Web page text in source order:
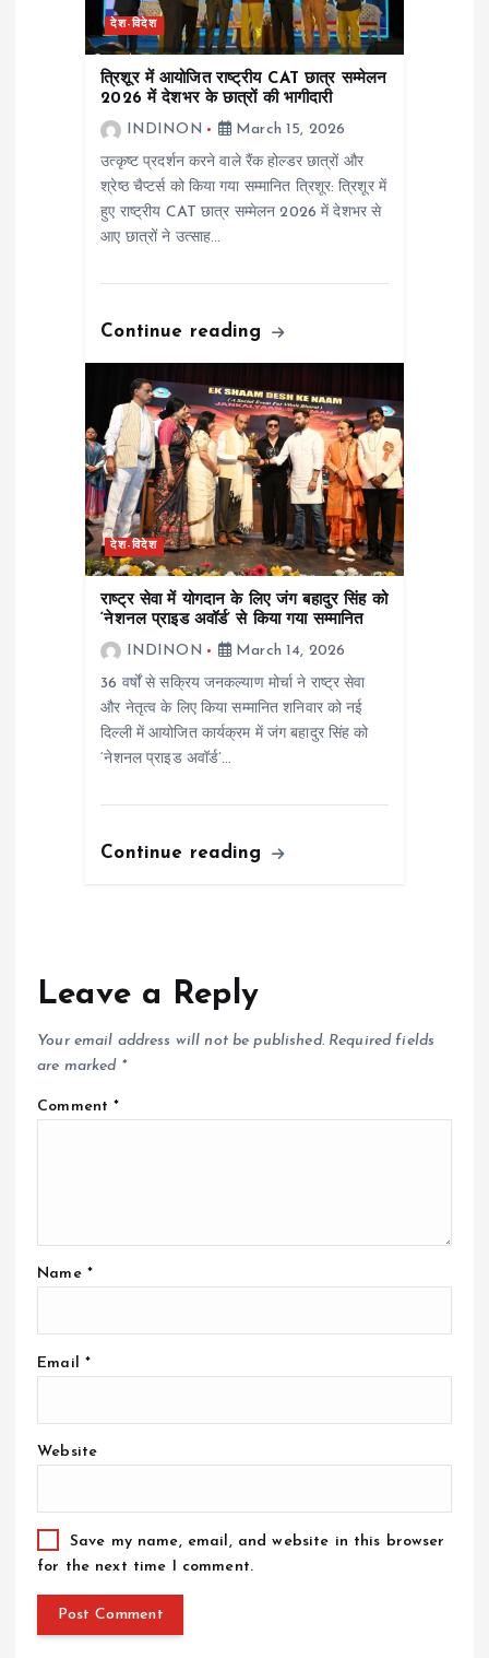
देश-विदेश
त्रिशूर में आयोजित राष्ट्रीय CAT छात्र सम्मेलन
2026 में देशभर के छात्रों की भागीदारी
INDINON
March 15, 2026
उत्कृष्ट प्रदर्शन करने वाले रैंक होल्डर छात्रों और
श्रेष्ठ चैप्टर्स को किया गया सम्मानित त्रिशूर: त्रिशूर में
हुए राष्ट्रीय CAT छात्र सम्मेलन 2026 में देशभर से
आए छात्रों ने उत्साह…
Continue reading
देश-विदेश
राष्ट्र सेवा में योगदान के लिए जंग बहादुर सिंह को
‘नेशनल प्राइड अवॉर्ड’ से किया गया सम्मानित
INDINON
March 14, 2026
36 वर्षों से सक्रिय जनकल्याण मोर्चा ने राष्ट्र सेवा
और नेतृत्व के लिए किया सम्मानित शनिवार को नई
दिल्ली में आयोजित कार्यक्रम में जंग बहादुर सिंह को
‘नेशनल प्राइड अवॉर्ड’…
Continue reading
Leave a Reply
Your email address will not be published. Required fields
are marked *
Comment*
Name *
Email *
Website
Save my name, email, and website in this browser
for the next time I comment.